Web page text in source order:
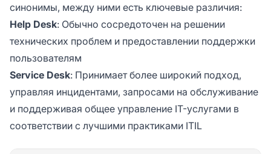
синонимы, между ними есть ключевые различия:
Help Desk: Обычно сосредоточен на решении
технических проблем и предоставлении поддержки
пользователям
Service Desk: Принимает более широкий подход,
управляя инцидентами, запросами на обслуживание
и поддерживая общее управление IT-услугами в
соответствии с лучшими практиками ITIL